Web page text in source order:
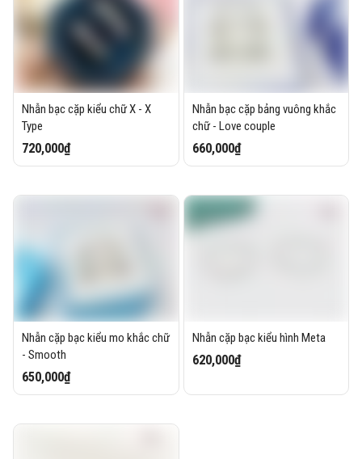
Nhẫn bạc cặp kiểu chữ X - X
Type
720,000₫
Nhẫn bạc cặp bảng vuông khắc
chữ - Love couple
660,000₫
Nhẫn cặp bạc kiểu mo khắc chữ
- Smooth
650,000₫
Nhẫn cặp bạc kiểu hình Meta
620,000₫